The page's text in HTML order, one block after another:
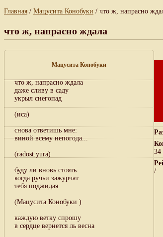
Главная / Мацусита Конобуки / что ж, напрасно
что ж, напрасно ждала
Мацусита Конобуки
что ж, напрасно ждала
даже сливу в саду
укрыл снегопад
(иса)
снова ответишь мне:
виной всему непогода...
(radost.yura)
буду ли вновь стоять
когда ручьи зажурчат
тебя поджидая
(Мацусита Конобуки )
каждую ветку спрошу
в сердце вернется ль весна
34
/